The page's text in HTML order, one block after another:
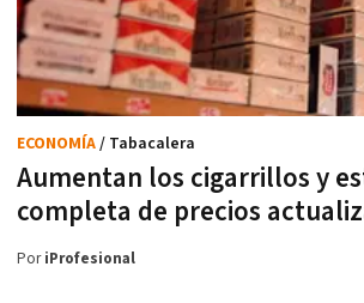
Aumentan los cigarrillos y
completa de precios
ECONOMÍA/ Tabacalera
PoriProfesional